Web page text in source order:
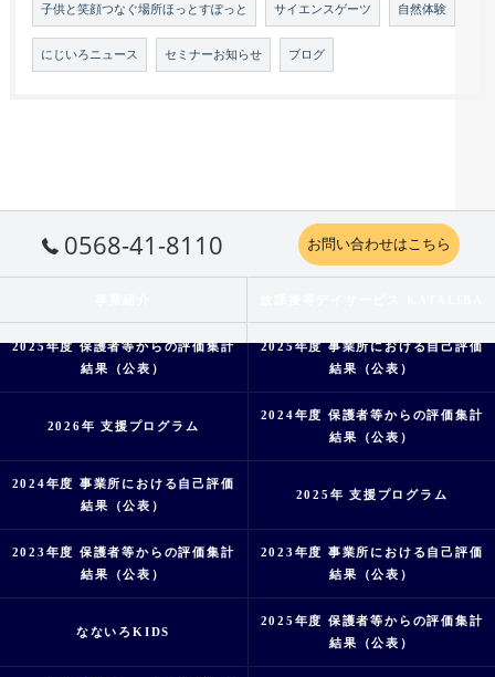
子供と笑顔つなぐ場所ほっとすぽっと サイエンスゲーツ 自然体験
にじいろニュース セミナーお知らせ ブログ
0568-41-8110 お問い合わせはこちら
2025年度 保護者等からの評価集計
結果（公表）
2025年度 事業所における自己評価
結果（公表）
2026年 支援プログラム
2024年度 保護者等からの評価集計
結果（公表）
2024年度 事業所における自己評価
結果（公表）
2025年 支援プログラム
2023年度 保護者等からの評価集計
結果（公表）
2023年度 事業所における自己評価
結果（公表）
なないろKIDS
2025年度 保護者等からの評価集計
結果（公表）